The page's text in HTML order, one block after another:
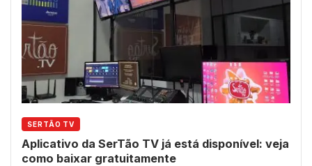
SERTÃO TV
Aplicativo da SerTão TV já está disponível: veja
como baixar gratuitamente